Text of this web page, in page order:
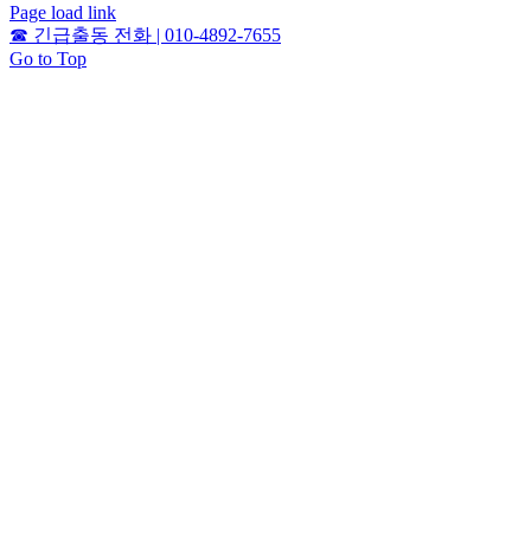
Page load link
☎ 긴급출동 전화 | 010-4892-7655
Go to Top